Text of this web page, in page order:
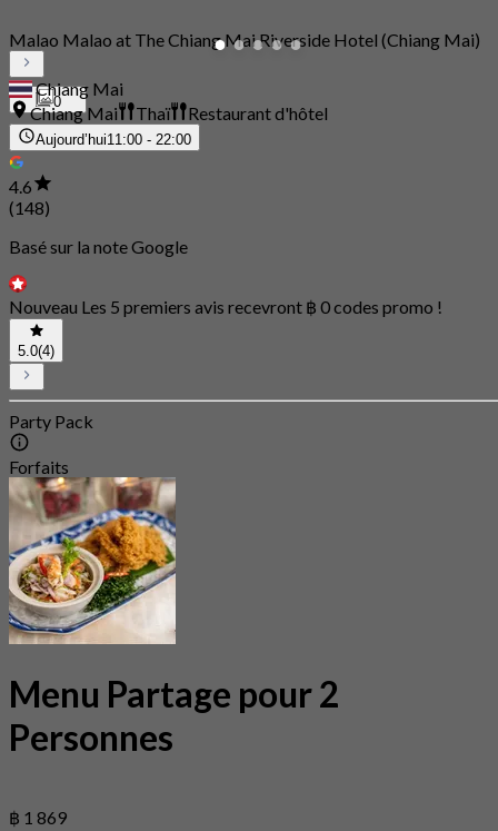
0
Malao Malao at The Chiang Mai Riverside Hotel (Chiang Mai)
Chiang Mai
Chiang Mai
Thaï Restaurant d'hôtel
Aujourd’hui11:00 - 22:00
4.6
(148)
Basé sur la note Google
Nouveau Les 5 premiers avis recevront ฿ 0 codes promo !
5.0(4)
Party Pack
Forfaits
Menu Partage pour 2
Personnes
฿ 1 869